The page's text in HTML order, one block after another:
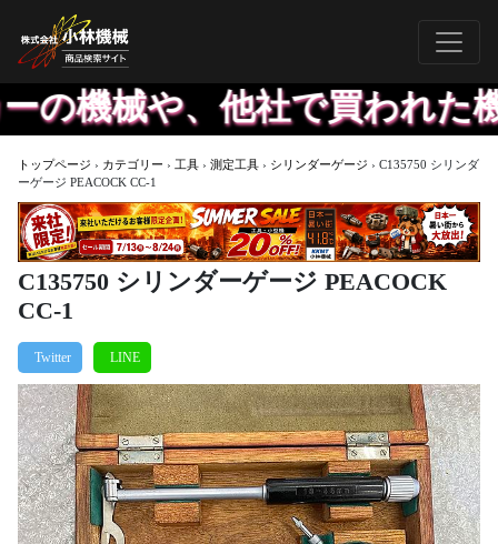
、他社で買われた機械
トップページ › カテゴリー › 工具 › 測定工具 › シリンダーゲージ › C135750 シリンダ
ーゲージ PEACOCK CC-1
C135750 シリンダーゲージ PEACOCK
CC-1